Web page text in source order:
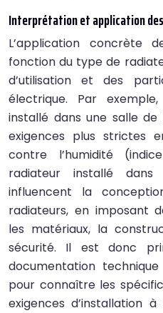
Interprétation et application
L’application concrète
fonction du type de
d’utilisation et des
électrique. Par
installé dans une salle
exigences plus strictes
contre l’humidité
radiateur installé
influencent la
radiateurs, en imposant
les matériaux, la
sécurité. Il est donc
documentation
pour connaître les
exigences d’installation